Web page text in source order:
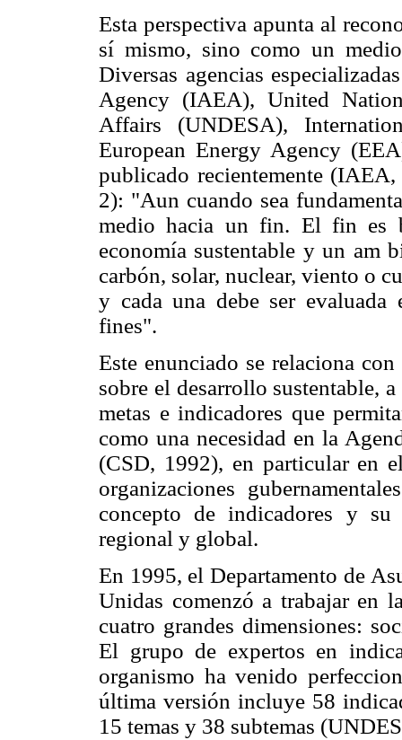
Esta perspectiva apunta al
sí mismo, sino como un
Diversas agencias
Agency (IAEA), United
Affairs (UNDESA),
European Energy Agency
publicado recientemente
2): "Aun cuando sea
medio hacia un fin. El fin es
economía sustentable y un am
carbón, solar, nuclear, viento o
y cada una debe ser
fines".
Este enunciado se relaciona
sobre el desarrollo sustentable,
metas e indicadores que
como una necesidad en la
(CSD, 1992), en particular en
organizaciones
concepto de indicadores y
regional y global.
En 1995, el Departamento de
Unidas comenzó a trabajar en
cuatro grandes dimensiones:
El grupo de expertos en
organismo ha venido
última versión incluye 58
15 temas y 38 subtemas